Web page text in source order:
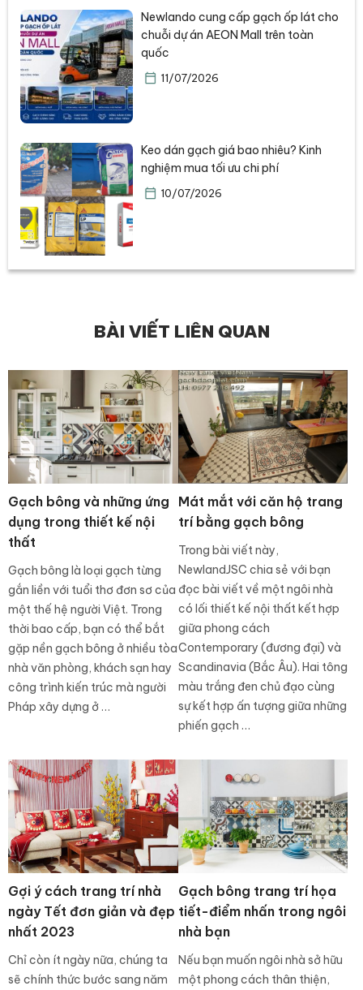
Newlando cung cấp gạch ốp lát cho
chuỗi dự án AEON Mall trên toàn
quốc
11/07/2026
Keo dán gạch giá bao nhiêu? Kinh
nghiệm mua tối ưu chi phí
10/07/2026
BÀI VIẾT LIÊN QUAN
Gạch bông và những ứng
dụng trong thiết kế nội
thất
Gạch bông là loại gạch từng
gắn liền với tuổi thơ đơn sơ của
một thế hệ người Việt. Trong
thời bao cấp, bạn có thể bắt
gặp nền gạch bông ở nhiều tòa
nhà văn phòng, khách sạn hay
công trình kiến trúc mà người
Pháp xây dựng ở …
Mát mắt với căn hộ trang
trí bằng gạch bông
Trong bài viết này,
NewlandJSC chia sẻ với bạn
đọc bài viết về một ngôi nhà
có lối thiết kế nội thất kết hợp
giữa phong cách
Contemporary (đương đại) và
Scandinavia (Bắc Âu). Hai tông
màu trắng đen chủ đạo cùng
sự kết hợp ấn tượng giữa những
phiến gạch …
Gợi ý cách trang trí nhà
ngày Tết đơn giản và đẹp
nhất 2023
Chỉ còn ít ngày nữa, chúng ta
sẽ chính thức bước sang năm
Gạch bông trang trí họa
tiết-điểm nhấn trong ngôi
nhà bạn
Nếu bạn muốn ngôi nhà sở hữu
một phong cách thân thiện,